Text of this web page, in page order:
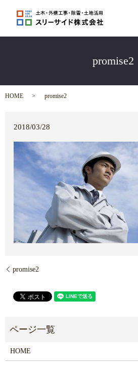
promise2
HOME promise2
2018/03/28
promise2
HOME